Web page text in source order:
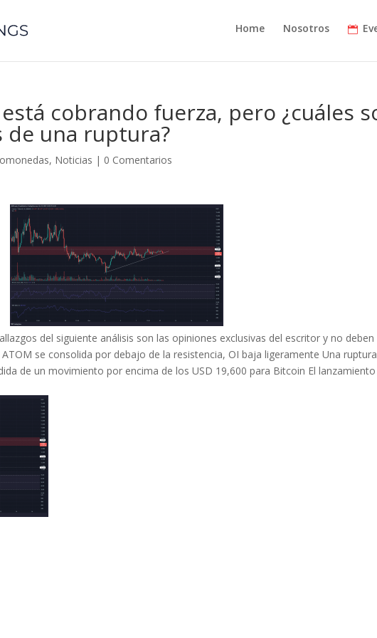
Home Nosotros
cobrando fuerza, pero ¿cuáles
de una ruptura?
, Noticias | 0 Comentarios
del siguiente análisis son las opiniones exclusivas del escritor y no deben
se consolida por debajo de la resistencia, OI baja ligeramente Una ruptura
de un movimiento por encima de los USD 19,600 para Bitcoin El